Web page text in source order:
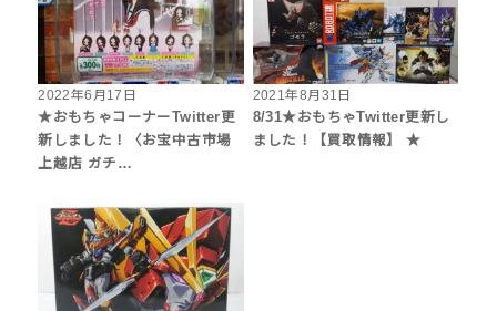
2022年6月17日
★おもちゃコーナーTwitter更
新しました！〈お宝中古市場
上越店 ガチ…
2021年8月31日
8/31★おもちゃTwitter更新し
ました！【買取情報】 ★